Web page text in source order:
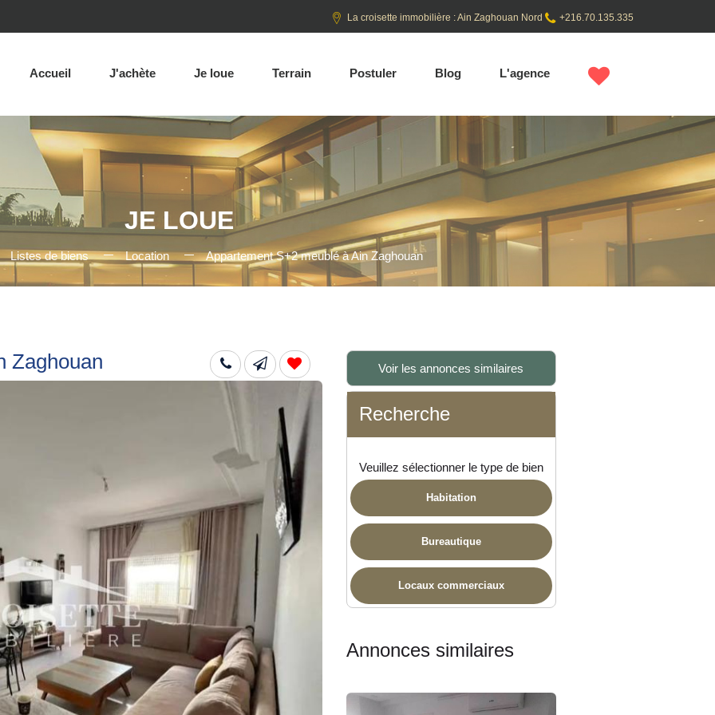
La croisette immobilière : Ain Zaghouan Nord +216.70.135.335
Accueil J'achète Je loue Terrain Postuler Blog L'agence
JE LOUE
Listes de biens Location Appartement S+2 meublé à Ain Zaghouan
Zaghouan
Disponible
Voir les annonces similaires
Recherche
Veuillez sélectionner le type de bien
Habitation
Bureautique
Locaux commerciaux
Annonces similaires